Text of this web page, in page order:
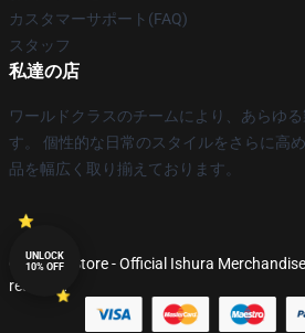
カスタマーサポート(FAQ)
スタッフ
私達の店
ワールドクラスのチームにより、あらゆ
す。 個性的な日常のスタイルをさらに高
品を幅広く取り揃えております。
© Ishura Store - Official Ishura
reserved
UNLOCK
10% OFF